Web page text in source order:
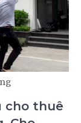
cho thuê